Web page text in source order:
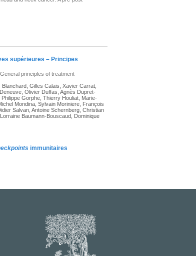
supérieures – Principes
principles of treatment
Gilles Calais, Xavier Carrat,
Olivier Duffas, Agnès Dupret-
Gorphe, Thierry Houliat, Marie-
Mondina, Sylvain Moriniere, François
Salvan, Antoine Schernberg, Christian
Baumann-Bouscaud, Dominique
immunitaires